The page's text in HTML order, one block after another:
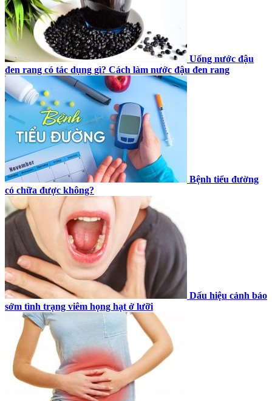
Uống nước đậu
đen rang có tác dụng gì? Cách làm nước đậu đen rang
Bệnh tiểu đường
có chữa được không?
Dấu hiệu cảnh báo
sớm tình trạng viêm họng hạt ở lưỡi